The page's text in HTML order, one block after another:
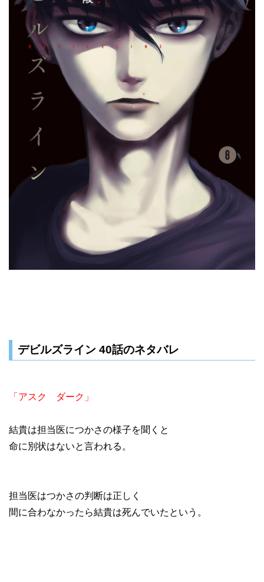
デビルズライン 40話のネタバレ
「アスク ダーク」
結貴は担当医につかさの様子を聞くと
命に別状はないと言われる。
担当医はつかさの判断は正しく
間に合わなかったら結貴は死んでいたという。